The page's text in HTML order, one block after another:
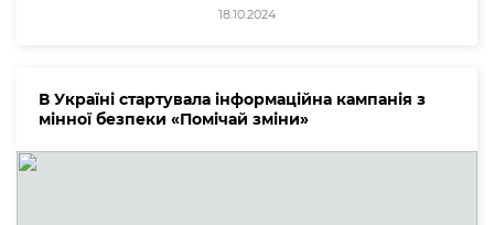
18.10.2024
В Україні стартувала інформаційна кампанія з
мінної безпеки «Помічай зміни»